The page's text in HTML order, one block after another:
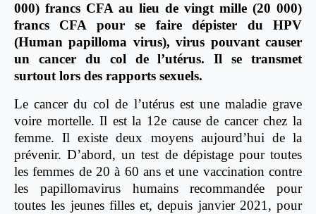
000) francs CFA au lieu de vingt mille (20 000)
francs CFA pour se faire dépister du HPV
(Human papilloma virus), virus pouvant causer
un cancer du col de l’utérus. Il se transmet
surtout lors des rapports sexuels.
Le cancer du col de l’utérus est une maladie grave
voire mortelle. Il est la 12e cause de cancer chez la
femme. Il existe deux moyens aujourd’hui de la
prévenir. D’abord, un test de dépistage pour toutes
les femmes de 20 à 60 ans et une vaccination contre
les papillomavirus humains recommandée pour
toutes les jeunes filles et, depuis janvier 2021, pour